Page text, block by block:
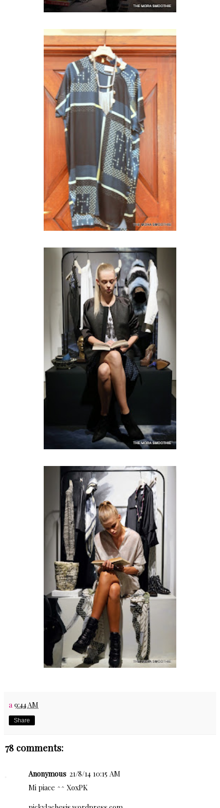
a 9:44 AM
Share
78 comments:
Anonymous 21/8/14 10:15 AM
Mi piace ^^ XoxPK